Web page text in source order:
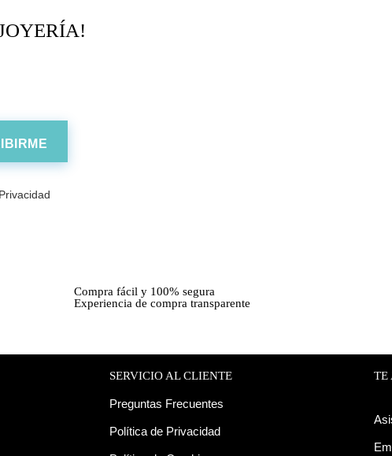
Compra fácil y 100% segura
Experiencia de compra transparente
SERVICIO AL CLIENTE
Preguntas Frecuentes
Política de Privacidad
TE